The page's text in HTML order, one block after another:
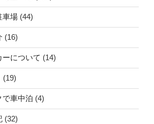
車場 (44)
(16)
について (14)
(19)
で車中泊 (4)
(32)